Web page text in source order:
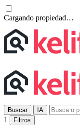
Cargando propiedad…
Buscar IA
1 Filtros